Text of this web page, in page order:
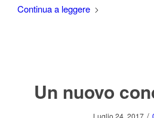
Continua a leggere
Un nuovo
Luglio 24, 2017